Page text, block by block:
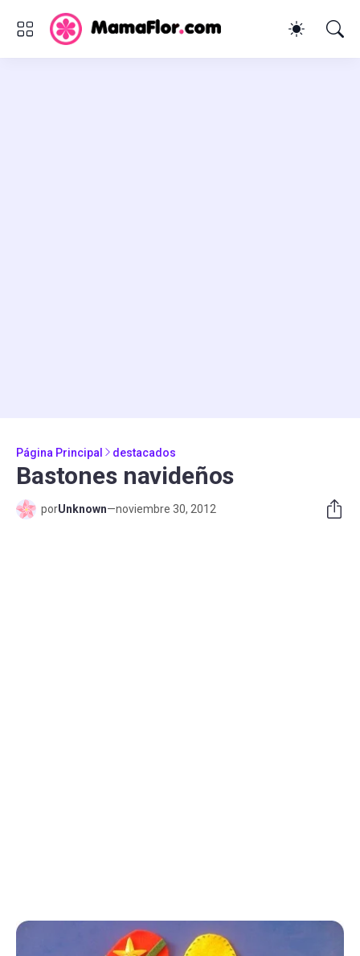
Página Principal destacados
Bastones navideños
porUnknown—noviembre 30, 2012